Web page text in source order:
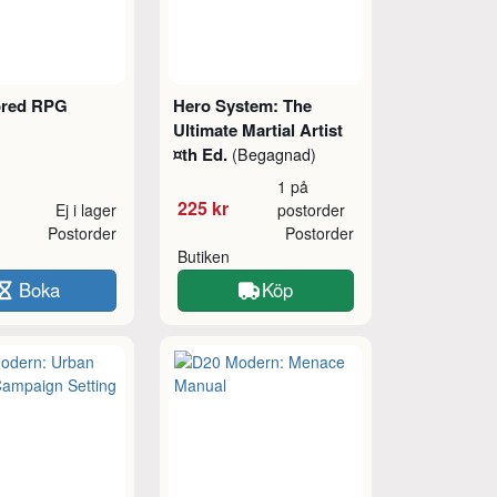
RPG
Ej i lager
Postorder
Boka
Hero System: The
Ultimate Martial Artist
¤th Ed. (Begagnad)
225 kr
1 på
postorder
Butiken
Postorder
Köp